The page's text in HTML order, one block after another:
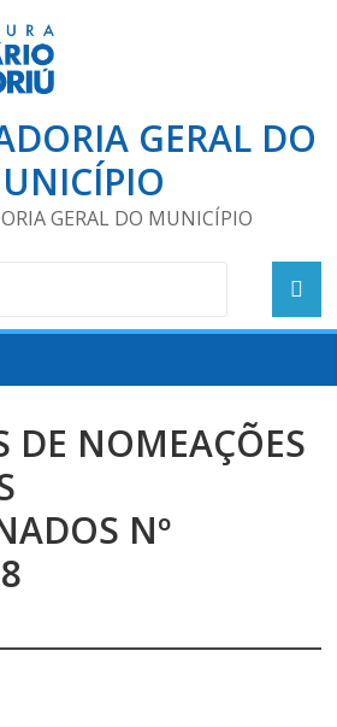
GERAL DO
GERAL DO MUNICÍPIO
DE NOMEAÇÕES
Nº